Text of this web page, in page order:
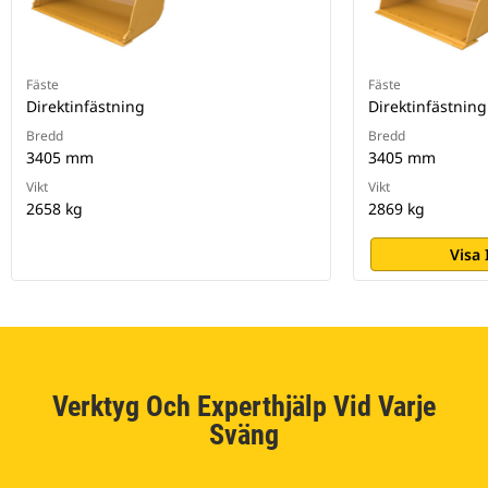
Fäste
Direktinfästning
Bredd
3405 mm
Vikt
2658 kg
Fäste
Direktinfästning
Bredd
3405 mm
Vikt
2869 kg
Visa
Verktyg Och Experthjälp Vid Varje
Sväng